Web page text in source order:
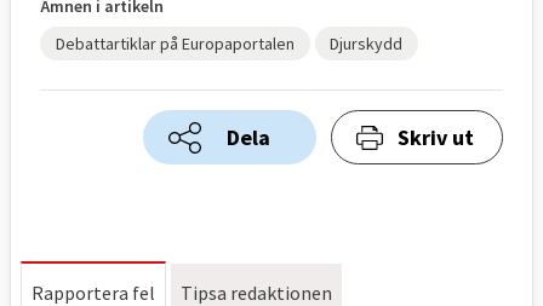
Ämnen i artikeln
Debattartiklar på Europaportalen
Djurskydd
Dela Skriv ut
Rapportera fel Tipsa redaktionen